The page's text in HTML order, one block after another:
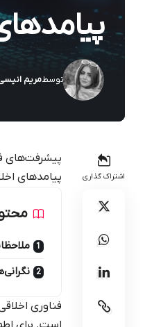
توسطمریم
اشتراک گذاری
پیشرفت‌های
پیامدهای
فناوری